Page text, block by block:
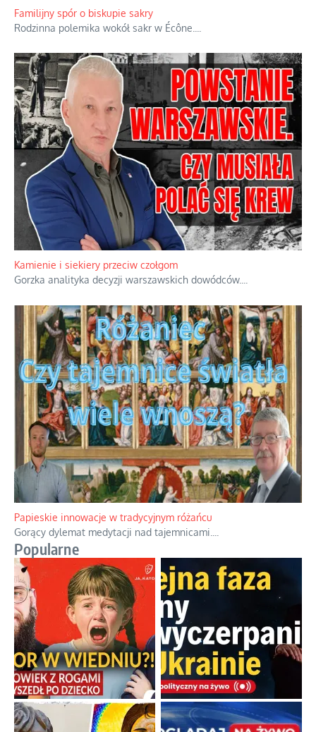
Familijny spór o biskupie sakry
Rodzinna polemika wokół sakr w Écône.
Kamienie i siekiery przeciw czołgom
Gorzka analityka decyzji warszawskich dowódców....
Papieskie innowacje w tradycyjnym różańcu
Gorący dylemat medytacji nad tajemnicami.
Popularne